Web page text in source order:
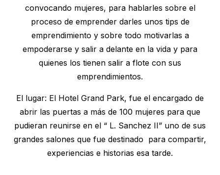
convocando mujeres, para hablarles sobre el
proceso de emprender darles unos tips de
emprendimiento y sobre todo motivarlas a
empoderarse y salir a delante en la vida y para
quienes los tienen salir a flote con sus
emprendimientos.
El lugar: El Hotel Grand Park, fue el encargado de
abrir las puertas a más de 100 mujeres para que
pudieran reunirse en el “ L. Sanchez II” uno de sus
grandes salones que fue destinado para compartir,
experiencias e historias esa tarde.